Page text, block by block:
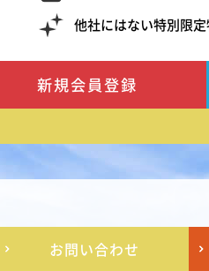
他社にはない特別限
新規会員登録
お問い合わせ